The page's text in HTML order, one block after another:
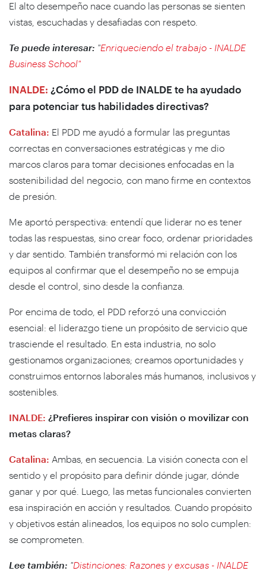
El alto desempeño nace cuando las personas se sienten
vistas, escuchadas y desafiadas con respeto.
Te puede interesar: "Enriqueciendo el trabajo - INALDE
Business School"
INALDE: ¿Cómo el PDD de INALDE te ha ayudado
para potenciar tus habilidades directivas?
Catalina: El PDD me ayudó a formular las preguntas
correctas en conversaciones estratégicas y me dio
marcos claros para tomar decisiones enfocadas en la
sostenibilidad del negocio, con mano firme en contextos
de presión.
Me aportó perspectiva: entendí que liderar no es tener
todas las respuestas, sino crear foco, ordenar prioridades
y dar sentido. También transformó mi relación con los
equipos al confirmar que el desempeño no se empuja
desde el control, sino desde la confianza.
Por encima de todo, el PDD reforzó una convicción
esencial: el liderazgo tiene un propósito de servicio que
trasciende el resultado. En esta industria, no solo
gestionamos organizaciones; creamos oportunidades y
construimos entornos laborales más humanos, inclusivos y
sostenibles.
INALDE: ¿Prefieres inspirar con visión o movilizar con
metas claras?
Catalina: Ambas, en secuencia. La visión conecta con el
sentido y el propósito para definir dónde jugar, dónde
ganar y por qué. Luego, las metas funcionales convierten
esa inspiración en acción y resultados. Cuando propósito
y objetivos están alineados, los equipos no solo cumplen:
se comprometen.
Lee también: "Distinciones: Razones y excusas - INALDE